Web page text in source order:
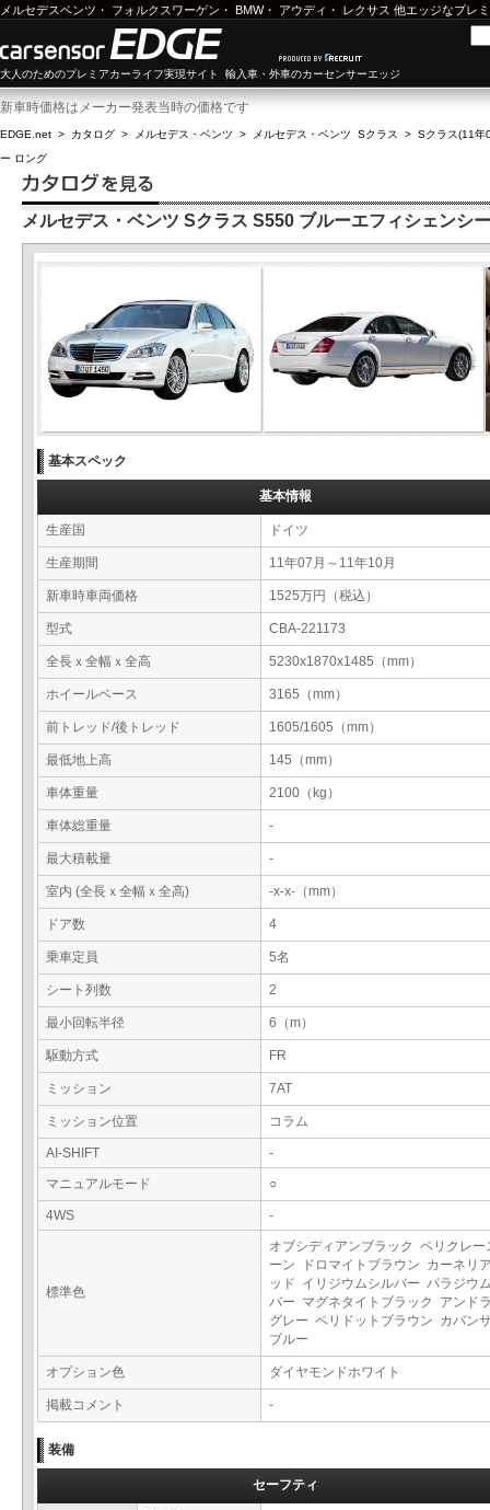
メルセデスベンツ ・ フォルクスワーゲン ・ BMW・ アウディ ・ レクサス 他エッジなプレ
大人のためのプレミアカーライフ実現サイト 輸入車・外車のカーセンサーエッジ
新車時価格はメーカー発表当時の価格です
EDGE.net > カタログ > メルセデス・ベンツ > メルセデス・ベンツ Sクラス > Sクラス(11年
ー ロング
メルセデス・ベンツ Sクラス S550 ブルーエフィシェンシ
基本スペック
基本情報
生産国 ドイツ
生産期間 11年07月～11年10月
新車時車両価格 1525万円（税込）
型式 CBA-221173
全長ｘ全幅ｘ全高 5230x1870x1485（mm）
ホイールベース 3165（mm）
前トレッド/後トレッド 1605/1605（mm）
最低地上高 145（mm）
車体重量 2100（kg）
車体総重量 -
最大積載量 -
室内 (全長ｘ全幅ｘ全高) -x-x-（mm）
ドア数 4
乗車定員 5名
シート列数 2
最小回転半径 6（m）
駆動方式 FR
ミッション 7AT
ミッション位置 コラム
AI-SHIFT
-
マニュアルモード
○
4WS -
標準色
オブシディアンブラック ペリクレー
ーン ドロマイトブラウン カーネリ
ッド イリジウムシルバー パラジウ
バー マグネタイトブラック アンド
グレー ペリドットブラウン カバン
ブルー
オプション色 ダイヤモンドホワイト
掲載コメント -
装備
セーフティ